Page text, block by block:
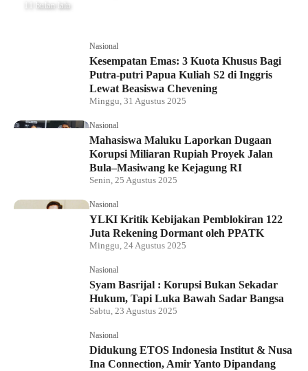
11 bulan lalu
Nasional
Kesempatan Emas: 3 Kuota Khusus Bagi
Putra-putri Papua Kuliah S2 di Inggris
Lewat Beasiswa Chevening
Minggu, 31 Agustus 2025
Nasional
Mahasiswa Maluku Laporkan Dugaan
Korupsi Miliaran Rupiah Proyek Jalan
Bula–Masiwang ke Kejagung RI
Senin, 25 Agustus 2025
Nasional
YLKI Kritik Kebijakan Pemblokiran 122
Juta Rekening Dormant oleh PPATK
Minggu, 24 Agustus 2025
Nasional
Syam Basrijal : Korupsi Bukan Sekadar
Hukum, Tapi Luka Bawah Sadar Bangsa
Sabtu, 23 Agustus 2025
Nasional
Didukung ETOS Indonesia Institut & Nusa
Ina Connection, Amir Yanto Dipandang